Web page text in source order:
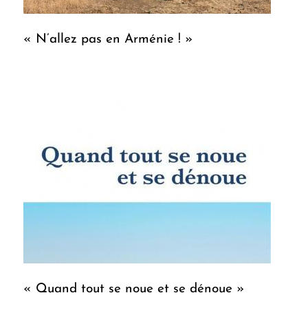
« N’allez pas en Arménie ! »
« Quand tout se noue et se dénoue »